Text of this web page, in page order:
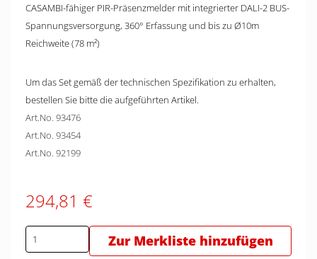
CASAMBI-fähiger PIR-Präsenzmelder mit integrierter DALI-2 BUS-
Spannungsversorgung, 360° Erfassung und bis zu Ø10m
Reichweite (78 m²)
Um das Set gemäß der technischen Spezifikation zu erhalten,
bestellen Sie bitte die aufgeführten Artikel.
Art.No. 93476
Art.No. 93454
Art.No. 92199
294,81 €
Zur Merkliste hinzufügen